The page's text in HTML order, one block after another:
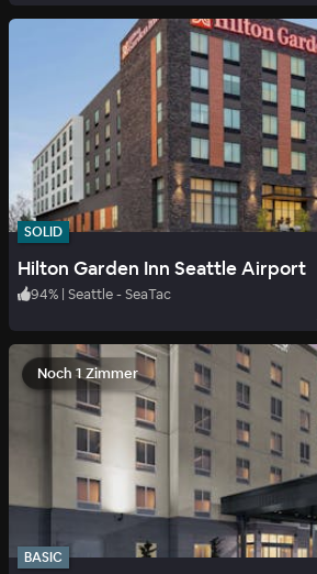
SOLID
Hilton Garden Inn Seattle Airport
94% | Seattle - SeaTac
Noch 1 Zimmer
BASIC